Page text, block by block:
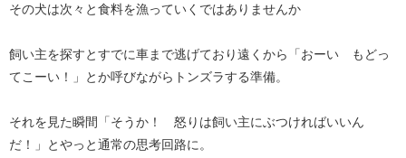
その犬は次々と食料を漁っていくではありませんか
飼い主を探すとすでに車まで逃げており遠くから「おーい もどっ
てこーい！」とか呼びながらトンズラする準備。
それを見た瞬間「そうか！ 怒りは飼い主にぶつければいいん
だ！」とやっと通常の思考回路に。